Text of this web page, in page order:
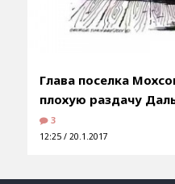
Глава поселка
плохую раздачу
3
12:25 / 20.1.2017